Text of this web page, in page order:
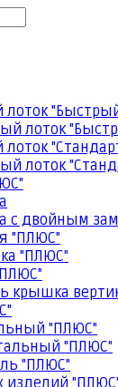
лоток
лоток
лоток
с двойным
"ПЛЮС"
"ПЛЮС"
крышка
"ПЛЮС"
"ПЛЮС"
"ПЛЮС"